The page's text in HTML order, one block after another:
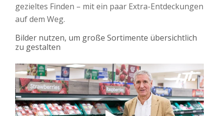
gezieltes Finden – mit ein paar Extra-Entdeckungen
auf dem Weg.
Bilder nutzen, um große Sortimente übersichtlich
zu gestalten